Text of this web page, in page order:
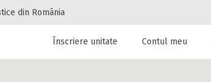
din România
de cazare!
sau alte unitați de cazare la
Înscriere unitate Contul meu